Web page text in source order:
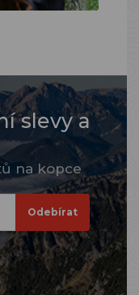
slevy a
na kopce